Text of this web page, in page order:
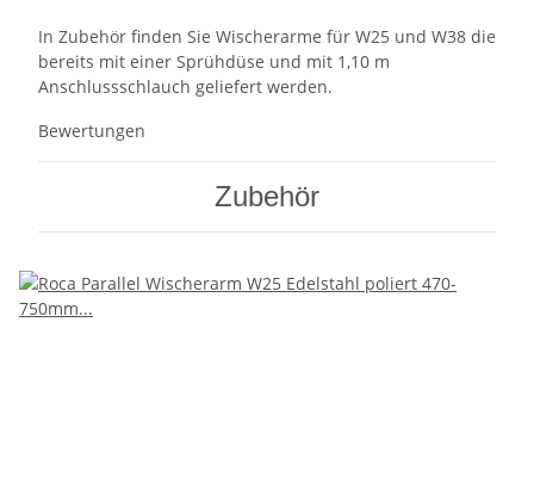
In Zubehör finden Sie Wischerarme für W25 und W38 die
bereits mit einer Sprühdüse und mit 1,10 m
Anschlussschlauch geliefert werden.
Bewertungen
Zubehör